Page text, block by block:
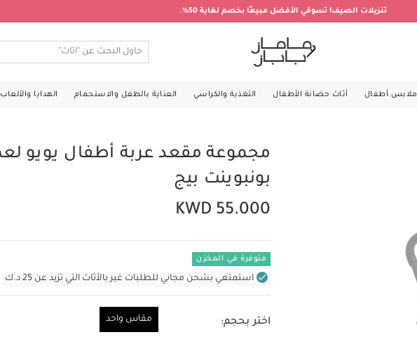
تنزيلات الصيف! تسوقي الأفضل مبيعًا بخصم لغاية 50%.
ملابس أطفال أثاث حضانة الأطفال التغذية والكراسي العناية بالطفل والاستحمام الهدايا والألعاب
بونبوينت بيج
KWD 55.000
متوفرة في المخزن
استمتعي بشحن مجاني للطلبات غير بالأثاث التي تزيد عن 25 د.ك
اختر بحجم: مقاس واحد